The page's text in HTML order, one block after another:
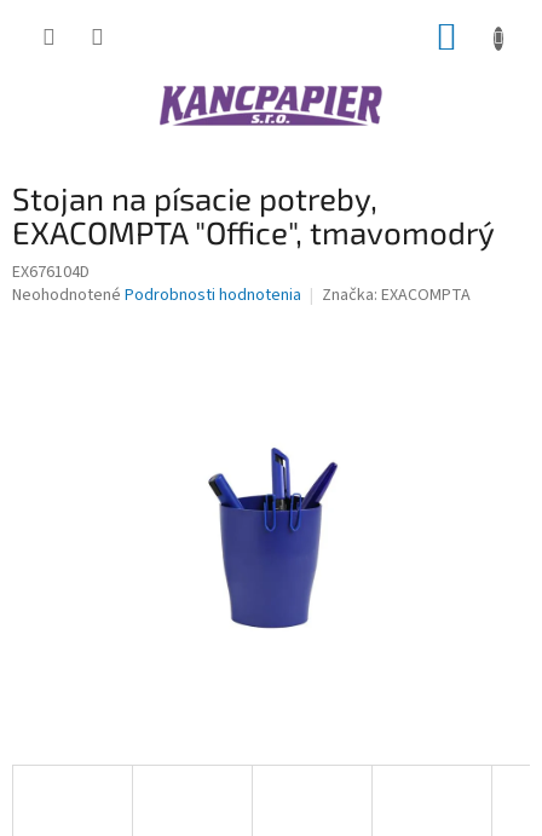
Stojan na písacie potreby,
EXACOMPTA "Office", tmavomodrý
EX676104D
Priemerné
Neohodnotené Podrobnosti hodnotenia Značka: EXACOMPTA